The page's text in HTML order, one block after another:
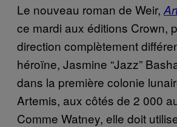
Le nouveau roman de Weir,
ce mardi aux éditions Crown,
direction complètement
héroïne, Jasmine “Jazz”
dans la première colonie
Artemis, aux côtés de 2 000
Comme Watney, elle doit